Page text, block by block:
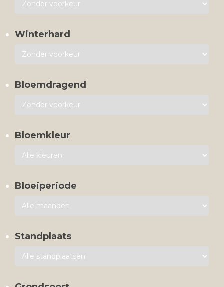
Winterhard
Bloemdragend
Bloemkleur
Bloeiperiode
Standplaats